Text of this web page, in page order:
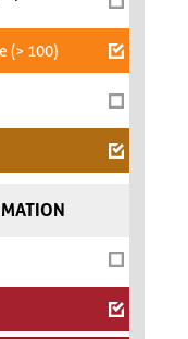
(> 100)